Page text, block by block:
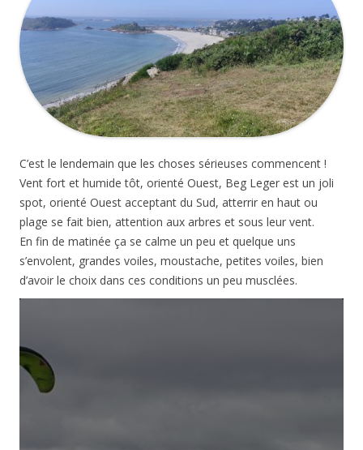
C’est le lendemain que les choses sérieuses commencent !
Vent fort et humide tôt, orienté Ouest, Beg Leger est un joli
spot, orienté Ouest acceptant du Sud, atterrir en haut ou
plage se fait bien, attention aux arbres et sous leur vent.
En fin de matinée ça se calme un peu et quelque uns
s’envolent, grandes voiles, moustache, petites voiles, bien
d’avoir le choix dans ces conditions un peu musclées.